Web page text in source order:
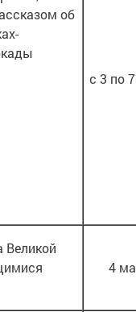
об
с 3 по
Великой
4